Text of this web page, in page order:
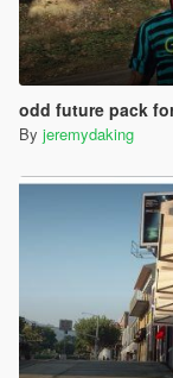
odd future pack
By jeremydaking